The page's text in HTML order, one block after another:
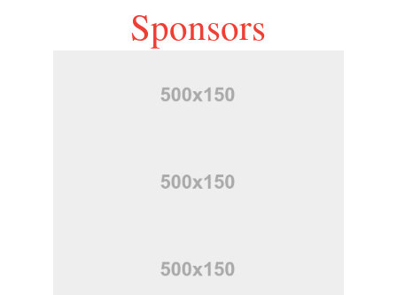
Sponsors